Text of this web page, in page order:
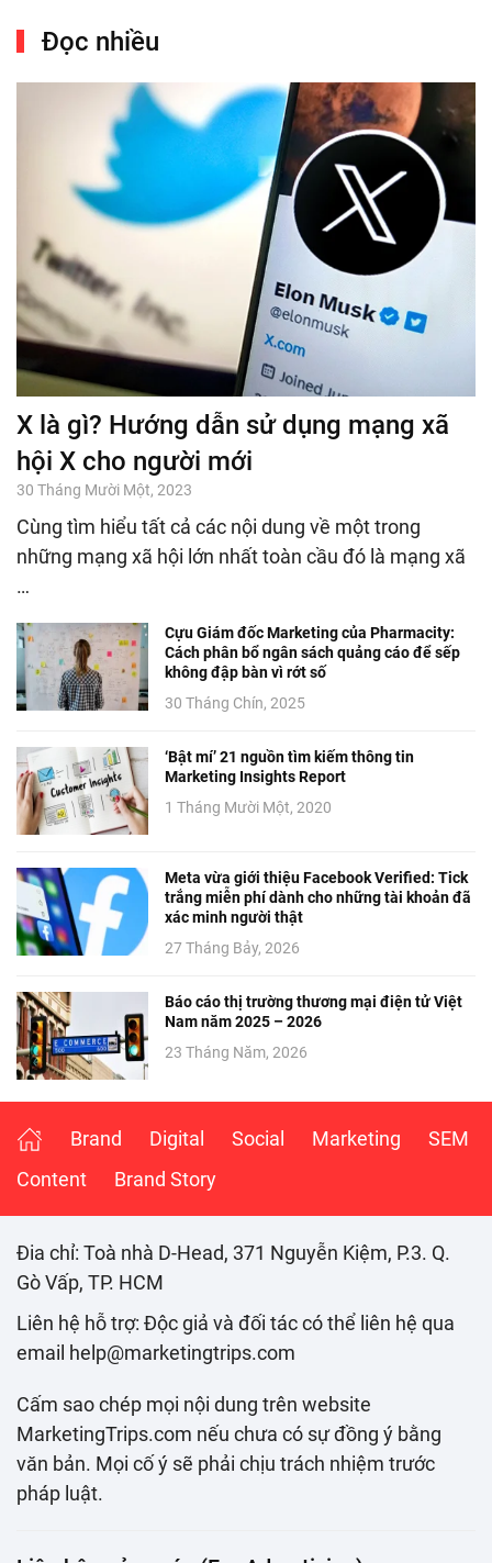
Đọc nhiều
X là gì? Hướng dẫn sử dụng mạng xã
hội X cho người mới
30 Tháng Mười Một, 2023
Cùng tìm hiểu tất cả các nội dung về một trong
những mạng xã hội lớn nhất toàn cầu đó là mạng xã
…
Cựu Giám đốc Marketing của Pharmacity:
Cách phân bổ ngân sách quảng cáo để sếp
không đập bàn vì rớt số
30 Tháng Chín, 2025
‘Bật mí’ 21 nguồn tìm kiếm thông tin
Marketing Insights Report
1 Tháng Mười Một, 2020
Meta vừa giới thiệu Facebook Verified: Tick
trắng miễn phí dành cho những tài khoản đã
xác minh người thật
27 Tháng Bảy, 2026
Báo cáo thị trường thương mại điện tử Việt
Nam năm 2025 – 2026
23 Tháng Năm, 2026
Brand Digital Social Marketing
SEM
Content
Brand Story
Đia chỉ: Toà nhà D-Head, 371 Nguyễn Kiệm, P.3. Q.
Gò Vấp, TP. HCM
Liên hệ hỗ trợ: Độc giả và đối tác có thể liên hệ qua
email help@marketingtrips.com
Cấm sao chép mọi nội dung trên website
MarketingTrips.com nếu chưa có sự đồng ý bằng
văn bản. Mọi cố ý sẽ phải chịu trách nhiệm trước
pháp luật.